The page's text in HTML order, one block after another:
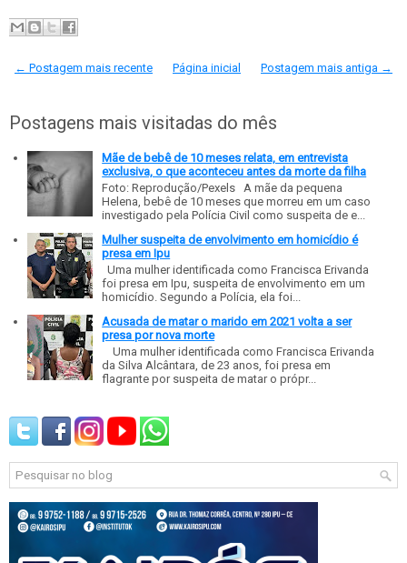
← Postagem mais recente Postagem mais antiga →
Página inicial
Postagens mais visitadas do mês
Mãe de bebê de 10 meses relata, em entrevista
exclusiva, o que aconteceu antes da morte da filha
Foto: Reprodução/Pexels A mãe da pequena
Helena, bebê de 10 meses que morreu em um caso
investigado pela Polícia Civil como suspeita de e...
Mulher suspeita de envolvimento em homicídio é
presa em Ipu
Uma mulher identificada como Francisca Erivanda
foi presa em Ipu, suspeita de envolvimento em um
homicídio. Segundo a Polícia, ela foi...
Acusada de matar o marido em 2021 volta a ser
presa por nova morte
Uma mulher identificada como Francisca Erivanda
da Silva Alcântara, de 23 anos, foi presa em
flagrante por suspeita de matar o própr...